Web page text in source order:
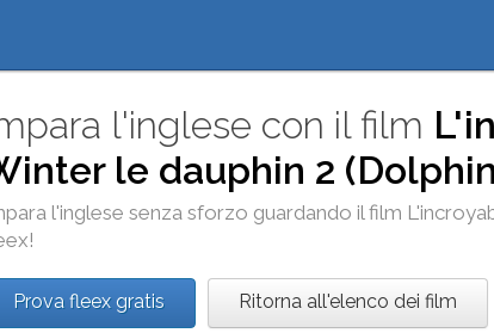
l'inglese con il film
le dauphin 2
l'inglese senza sforzo guardando il film
!
Prova fleex gratis Ritorna all'elenco dei film